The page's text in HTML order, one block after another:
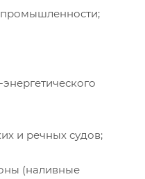
и речных судов;
(наливные